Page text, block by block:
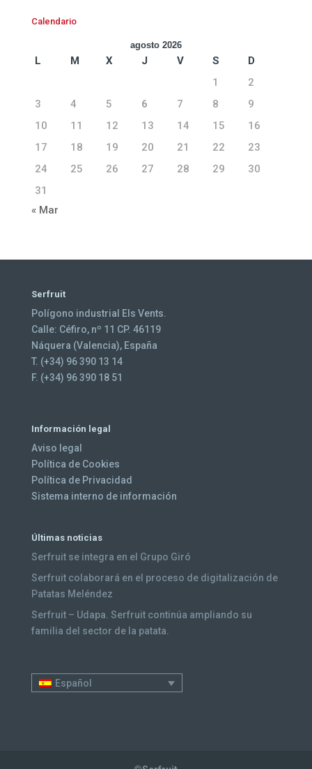
Calendario
agosto 2026
L M X J V S
D
1
2
3
4 5 6 7 8
9
10
11 12 13 14 15
16
17
18 19 20 21 22
23
24
25 26 27 28 29
30
31
« Mar
Serfruit
Polígono industrial Els Vents.
Calle: Céfiro, nº 11 CP. 46119
Náquera (Valencia), España
T. (+34) 96 390 13 14
F. (+34) 96 390 18 51
Información legal
Aviso legal
Política de Cookies
Política de Privacidad
Sistema interno de información
Últimas noticias
Serfruit se integra en el Grupo Giró
Serfruit colaborará en el proceso de digitalización de
Patatas Meléndez
Serfruit – Udapa. Serfruit continúa ampliando su
familia del sector de la patata.
Español